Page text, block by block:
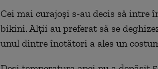
Cei mai curajoşi s-au decis să intre
bikini. Alţii au preferat să se
unul dintre înotători a ales un